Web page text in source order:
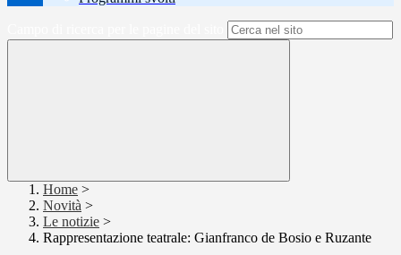
Home >
Novità >
Le notizie >
Rappresentazione teatrale: Gianfranco de Bosio e Ruzante